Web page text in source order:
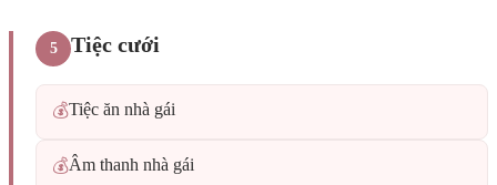
5 Tiệc cưới
💰Tiệc ăn nhà gái
💰Âm thanh nhà gái